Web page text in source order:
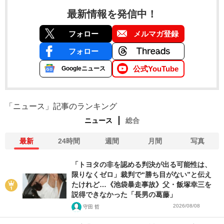
最新情報を発信中！
フォロー メルマガ登録
フォロー
Googleニュース 公式YouTube
「ニュース」記事のランキング
ニュース 総合
最新 24時間 週間 月間 写真
「トヨタの非を認める判決が出る可能性は、
限りなくゼロ」裁判で“勝ち目がない”と伝え
たけれど…《池袋暴走事故》父・飯塚幸三を
説得できなかった「長男の葛藤」
守田 哲 2026/08/08